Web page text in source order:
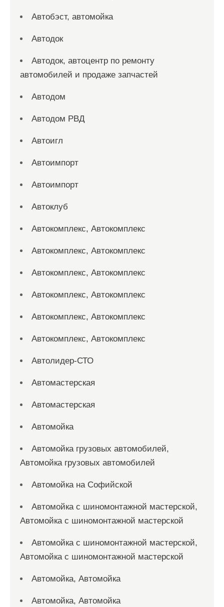
Автобэст, автомойка
Автодок
Автодок, автоцентр по ремонту
автомобилей и продаже запчастей
Автодом
Автодом РВД
Автоигл
Автоимпорт
Автоимпорт
Автоклуб
Автокомплекс, Автокомплекс
Автокомплекс, Автокомплекс
Автокомплекс, Автокомплекс
Автокомплекс, Автокомплекс
Автокомплекс, Автокомплекс
Автокомплекс, Автокомплекс
Автолидер-СТО
Автомастерская
Автомастерская
Автомойка
Автомойка грузовых автомобилей,
Автомойка грузовых автомобилей
Автомойка на Софийской
Автомойка с шиномонтажной мастерской,
Автомойка с шиномонтажной мастерской
Автомойка с шиномонтажной мастерской,
Автомойка с шиномонтажной мастерской
Автомойка, Автомойка
Автомойка, Автомойка